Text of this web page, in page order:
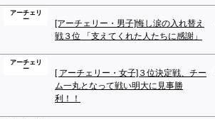
アーチェリ
ー
[アーチェリー・男子]悔し涙の入れ替え
戦３位 「支えてくれた人たちに感謝」
アーチェリ
ー
[ アーチェリー・女子]３位決定戦、チー
ム一丸となって戦い明大に見事勝
利！！